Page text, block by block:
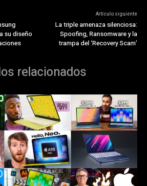
su diseño
Artículo siguiente
La triple amenaza silenciosa:
Spoofing, Ransomware y la
trampa del ‘Recovery Scam’
relacionados